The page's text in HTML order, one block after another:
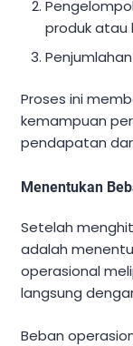
produk atau
Proses ini
kemampuan
pendapatan
Menentukan
Setelah
adalah
operasional
langsung
Beban